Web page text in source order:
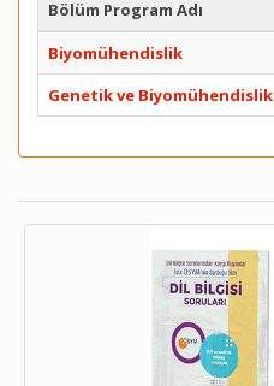
Bölüm Program Adı
Biyomühendislik
Genetik ve Biyomühendislik